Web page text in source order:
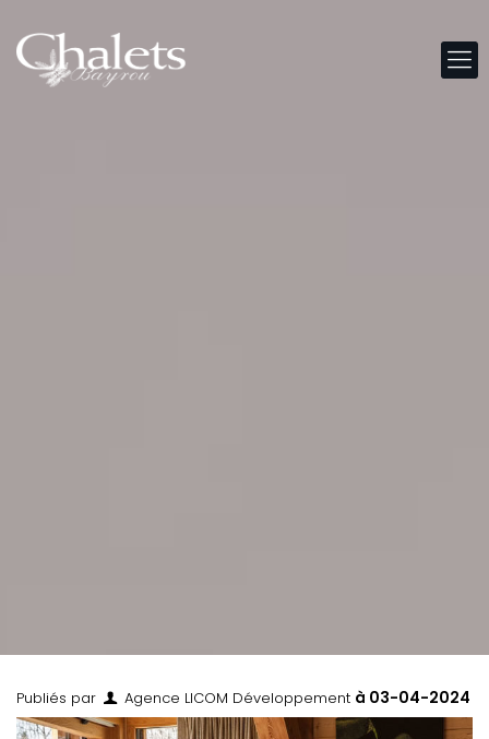
Publiés par Agence LICOM Développement à 03-04-2024